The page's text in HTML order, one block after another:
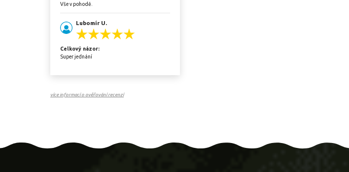
Vše v pohodě.
Lubomír U.
Celkový názor:
Super jednání
více informací o ověřování recenzí